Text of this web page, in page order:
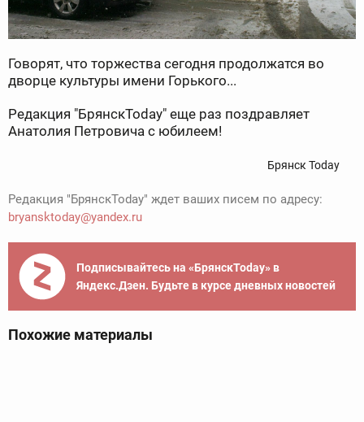
Говорят, что торжества сегодня продолжатся во
дворце культуры имени Горького...
Редакция "БрянскToday" еще раз поздравляет
Анатолия Петровича с юбилеем!
Брянск Today
Редакция "БрянскToday" ждет ваших писем по адресу:
bryansktoday@yandex.ru
Подписывайтесь на «БрянскToday» в
Яндекс.Дзен. Будьте в курсе дневных новостей
Похожие материалы